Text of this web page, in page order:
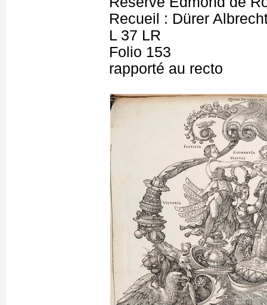
Recueil : Dürer
L 37 LR
Folio 153
rapporté au recto